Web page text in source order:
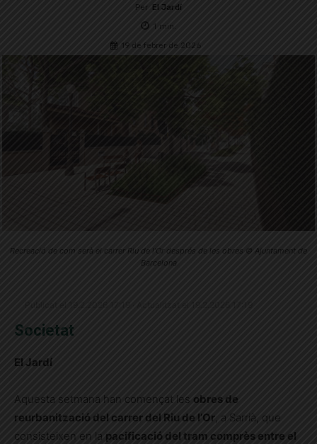
Per El Jardí
1 min.
19 de febrer de 2026
Recreació de com serà el carrer Riu de l'Or després de les obres © Ajuntament de
Barcelona
Societat
El Jardí
Aquesta setmana han començat les obres de
reurbanització del carrer del Riu de l’Or, a Sarrià, que
consisteixen en la pacificació del tram comprès entre el